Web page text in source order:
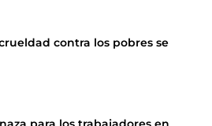
contra los pobres se